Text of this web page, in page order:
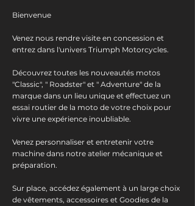
Bienvenue
Venez nous rendre visite en concession et
entrez dans l'univers Triumph Motorcycles.
Découvrez toutes les nouveautés motos
"Classic", " Roadster" et " Adventure" de la
marque dans un lieu unique et effectuez un
essai routier de la moto de votre choix pour
vivre une expérience inoubliable.
Venez personnaliser et entretenir votre
machine dans notre atelier mécanique et
préparation.
Sur place, accédez également à un large choix
de vêtements, accessoires et Goodies de la